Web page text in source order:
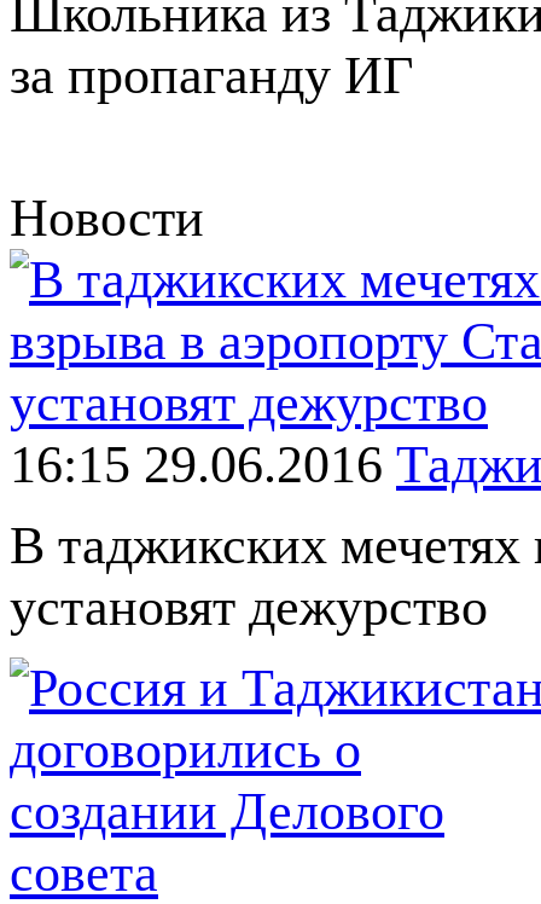
Школьника из
за пропаганду ИГ
Новости
16:15 29.06.2016
В таджикских мечетях
установят дежурство